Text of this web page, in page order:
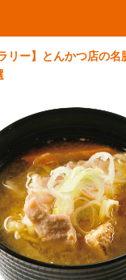
リー】とんかつ店の